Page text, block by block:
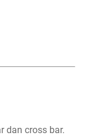
dan cross bar.